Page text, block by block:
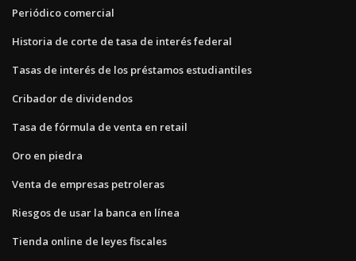
Periódico comercial
Historia de corte de tasa de interés federal
Tasas de interés de los préstamos estudiantiles
Cribador de dividendos
Tasa de fórmula de venta en retail
Oro en piedra
Venta de empresas petroleras
Riesgos de usar la banca en línea
Tienda online de leyes fiscales